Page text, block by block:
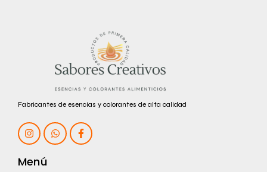
Fabricantes de esencias y colorantes de alta calidad
Menú